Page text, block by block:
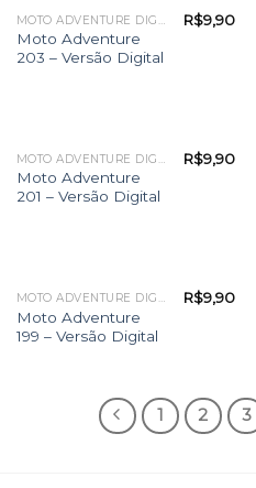
Moto Adventure
203 – Versão Digital
R$9,90
MOTO ADVENTURE DIGITAL
Moto Adventure
201 – Versão Digital
R$9,90
MOTO ADVENTURE DIGITAL
Moto Adventure
199 – Versão Digital
R$9,90
1 2 3